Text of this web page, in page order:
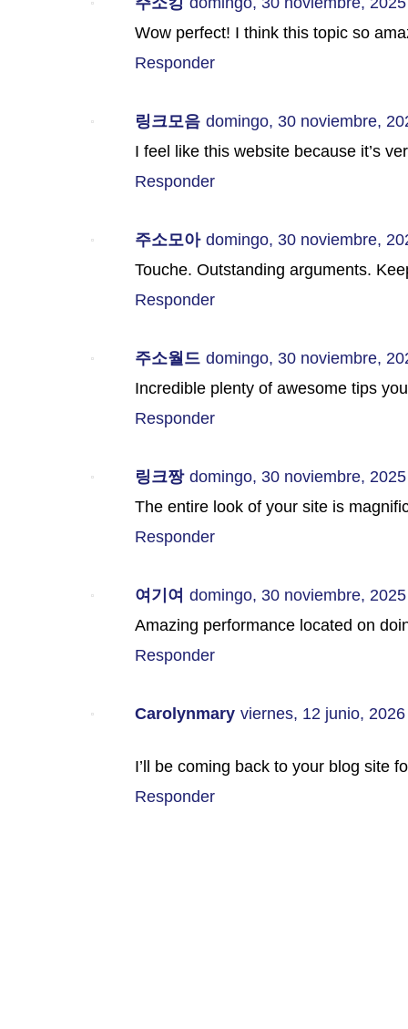
Wow perfect! I think this topic so
Responder
링크모음 domingo, 30 noviembre,
I feel like this website because it’s
Responder
주소모아 domingo, 30 noviembre,
Touche. Outstanding arguments.
Responder
주소월드 domingo, 30 noviembre,
Incredible plenty of awesome tips
Responder
링크짱 domingo, 30 noviembre, 2025
The entire look of your site is
Responder
여기여 domingo, 30 noviembre, 2025
Amazing performance located on
Responder
Carolynmary viernes, 12 junio, 2026
I’ll be coming back to your blog site
Responder